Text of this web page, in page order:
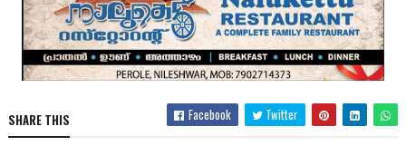
SHARE THIS Facebook Twitter